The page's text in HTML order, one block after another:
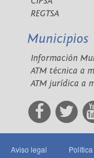
REGTSA
Municipios
Información
ATM técnica a
ATM jurídica a
Aviso legal